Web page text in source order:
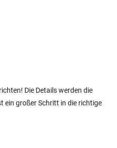
Die Details werden die
ein großer Schritt in die richtige